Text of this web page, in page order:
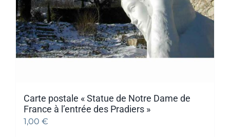
Carte postale « Statue de Notre Dame de
France à l’entrée des Pradiers »
1,00 €